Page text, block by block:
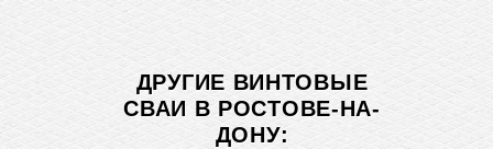
ДРУГИЕ ВИНТОВЫЕ
СВАИ В РОСТОВЕ-НА-
ДОНУ: